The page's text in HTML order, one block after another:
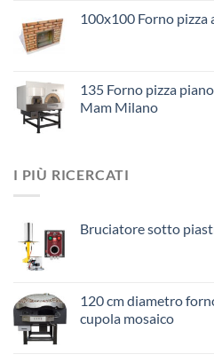
100x100 Forno pizza
135 Forno pizza
Mam Milano
I PIÙ RICERCATI
Bruciatore sotto
120 cm diametro
cupola mosaico